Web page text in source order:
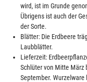
wird, ist im Grunde
Übrigens ist auch der
der Sorte.
Blätter: Die Erdbeere
Laubblätter.
Lieferzeit:
Schlüter von Mitte März
September.